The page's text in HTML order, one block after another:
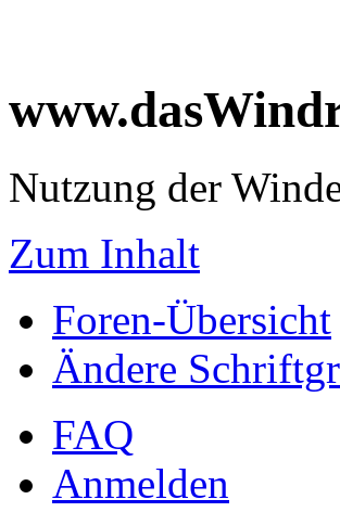
Nutzung der
Zum Inhalt
Foren-Übersicht
Ändere
FAQ
Anmelden